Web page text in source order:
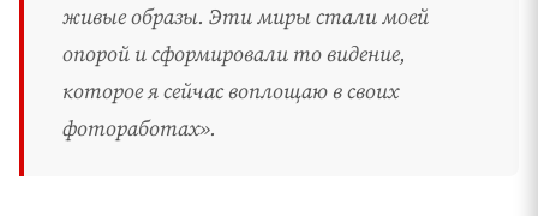
живые образы. Эти миры стали моей
опорой и сформировали то видение,
которое я сейчас воплощаю в своих
фотоработах».